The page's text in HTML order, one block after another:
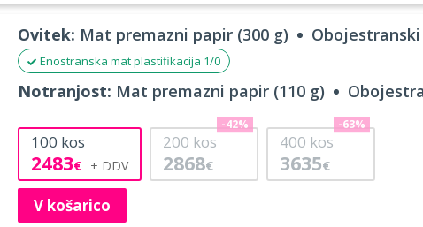
Ovitek: Mat premazni papir (300 g)
Enostranska mat plastifikacija 1/0
Notranjost: Mat premazni papir (110 g)
100 kos
2483€
200 kos
2868€
-42%
400 kos
3635€
-63%
V košarico